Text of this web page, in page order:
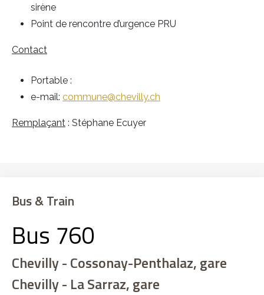
sirène
Point de rencontre d’urgence PRU
Contact
Portable :
e-mail: commune@chevilly.ch
Remplaçant : Stéphane Ecuyer
Bus & Train
Bus 760
Chevilly - Cossonay-Penthalaz, gare
Chevilly - La Sarraz, gare